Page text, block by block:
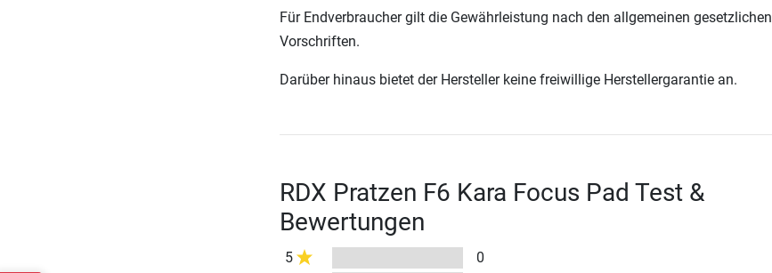
Für Endverbraucher gilt die Gewährleistung nach den allgemeinen gesetzlichen
Vorschriften.
Darüber hinaus bietet der Hersteller keine freiwillige Herstellergarantie an.
RDX Pratzen F6 Kara Focus Pad Test &
Bewertungen
5
0